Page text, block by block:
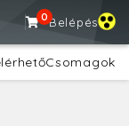
0Belépés
Csomagok